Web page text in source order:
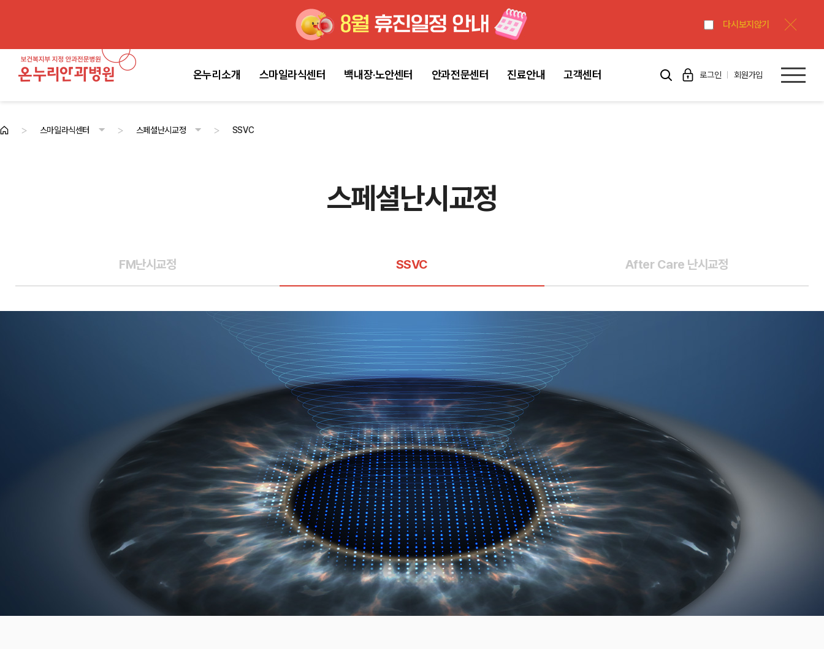
다시보지않기
온누리소개 스마일라식센터 백내장·노안센터 안과전문센터 진료안내 고객센터 로그인 회원가입
> 스마일라식센터 > 스페셜난시교정 > SSVC
스페셜난시교정
FM난시교정 SSVC After Care 난시교정